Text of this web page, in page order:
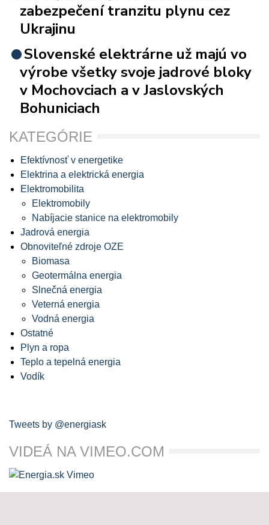
zabezpečení tranzitu plynu cez
Ukrajinu
Slovenské elektrárne už majú vo
výrobe všetky svoje jadrové bloky
v Mochovciach a v Jaslovských
Bohuniciach
KATEGÓRIE
Efektívnosť v energetike
Elektrina a elektrická energia
Elektromobilita
Elektromobily
Nabíjacie stanice na elektromobily
Jadrová energia
Obnoviteľné zdroje OZE
Biomasa
Geotermálna energia
Slnečná energia
Veterná energia
Vodná energia
Ostatné
Plyn a ropa
Teplo a tepelná energia
Vodík
Tweets by @energiask
VIDEÁ NA VIMEO.COM